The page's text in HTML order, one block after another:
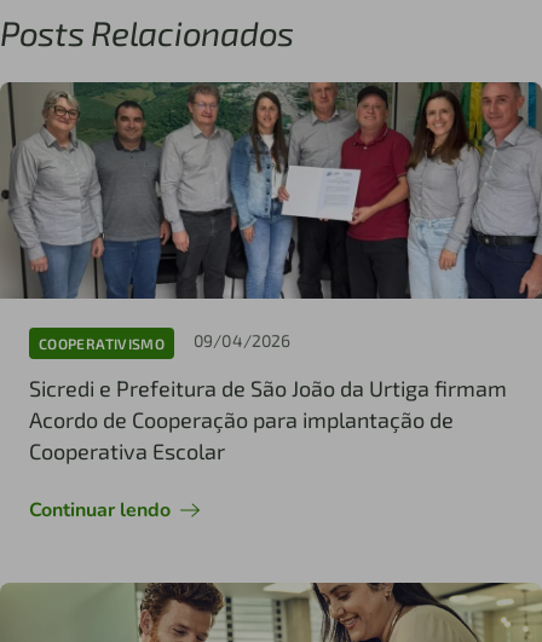
Posts Relacionados
COOPERATIVISMO 09/04/2026
Sicredi e Prefeitura de São João da Urtiga firmam
Acordo de Cooperação para implantação de
Cooperativa Escolar
Continuar lendo